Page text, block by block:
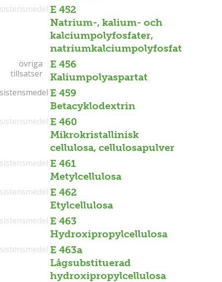
E 452
Natrium-, kalium- och
kalciumpolyfosfater,
natriumkalciumpolyfosfat
E 456
Kaliumpolyaspartat
övriga
tillsatser
övriga
tillsatser
E 459
Betacyklodextrin
E 460
Mikrokristallinisk
cellulosa, cellulosapulver
E 461
Metylcellulosa
E 462
Etylcellulosa
E 463
Hydroxipropylcellulosa
E 463a
Lågsubstituerad
hydroxipropylcellulosa